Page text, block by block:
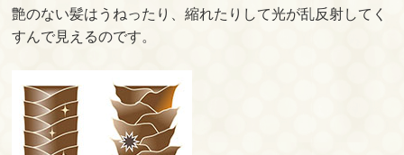
艶のない髪はうねったり、縮れたりして光が乱反射してく
すんで見えるのです。